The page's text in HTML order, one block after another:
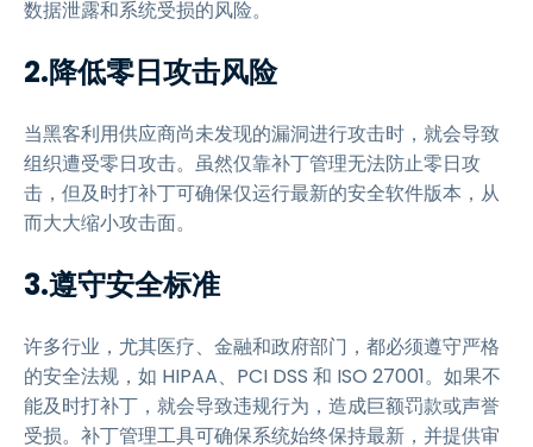
数据泄露和系统受损的风险。
2.降低零日攻击风险
当黑客利用供应商尚未发现的漏洞进行攻击时，就会导致
组织遭受零日攻击。虽然仅靠补丁管理无法防止零日攻
击，但及时打补丁可确保仅运行最新的安全软件版本，从
而大大缩小攻击面。
3.遵守安全标准
许多行业，尤其医疗、金融和政府部门，都必须遵守严格
的安全法规，如 HIPAA、PCI DSS 和 ISO 27001。如果不
能及时打补丁，就会导致违规行为，造成巨额罚款或声誉
受损。补丁管理工具可确保系统始终保持最新，并提供审